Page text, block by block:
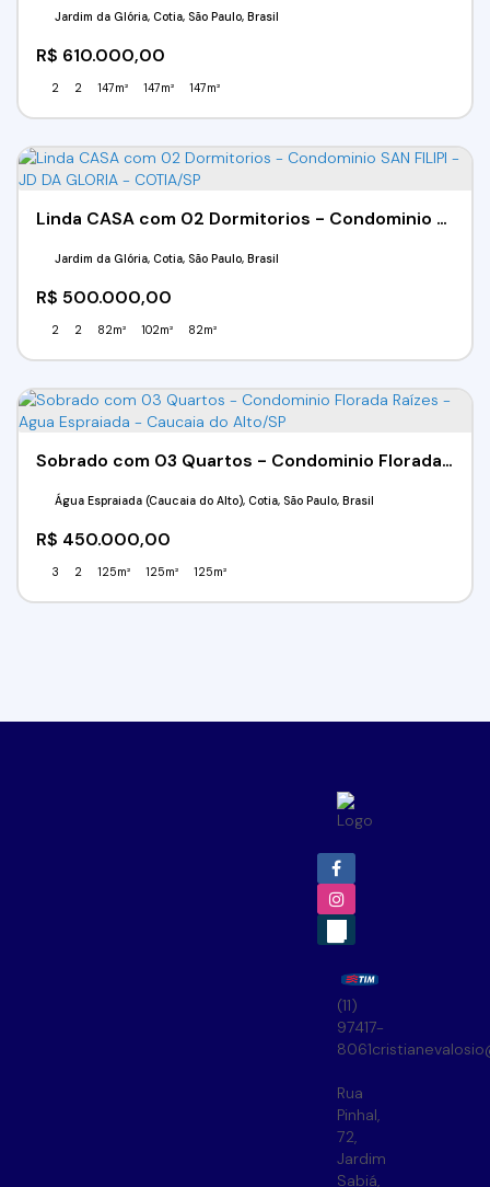
R$ 610.000,00
Jardim da Glória, Cotia, São Paulo, Brasil
2 2 147m² 147m² 147m²
Linda CASA com 02 Dormitorios - Condominio SAN FILIPI - JD DA GLORIA - COTIA/SP
R$ 500.000,00
Jardim da Glória, Cotia, São Paulo, Brasil
2 2 82m² 102m² 82m²
Sobrado com 03 Quartos - Condominio Florada Raízes - Agua Espraiada - Caucaia do Alto/SP
R$ 450.000,00
Água Espraiada (Caucaia do Alto), Cotia, São Paulo, Brasil
3 2 125m² 125m² 125m²
(11)
97417-
8061
Rua
Pinhal,
72,
Jardim
Sabiá,